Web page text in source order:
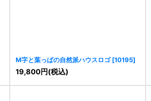
M字と葉っぱの自然派ハウスロゴ [10195]
19,800円(税込)